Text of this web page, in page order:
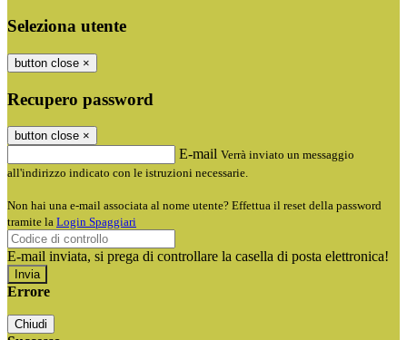
Seleziona utente
button close ×
Recupero password
button close ×
E-mail Verrà inviato un messaggio
all'indirizzo indicato con le istruzioni necessarie.
Non hai una e-mail associata al nome utente? Effettua il reset della password
tramite la Login Spaggiari
E-mail inviata, si prega di controllare la casella di posta elettronica!
Errore
Chiudi